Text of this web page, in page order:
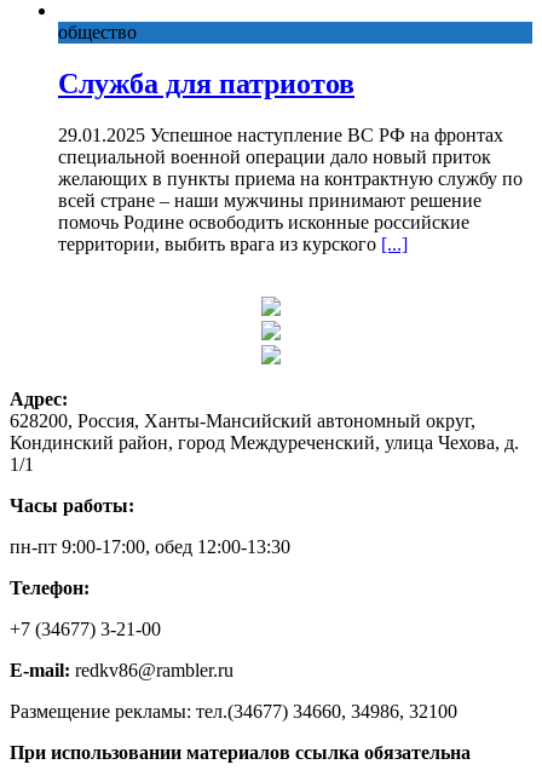
общество
Служба для патриотов
29.01.2025 Успешное наступление ВС РФ на фронтах
специальной военной операции дало новый приток
желающих в пункты приема на контрактную службу по
всей стране – наши мужчины принимают решение
помочь Родине освободить исконные российские
территории, выбить врага из курского [...]
Адрес:
628200, Россия, Ханты-Мансийский автономный округ,
Кондинский район, город Междуреченский, улица Чехова, д.
1/1
Часы работы:
пн-пт 9:00-17:00, обед 12:00-13:30
Телефон:
+7 (34677) 3-21-00
E-mail: redkv86@rambler.ru
Размещение рекламы: тел.(34677) 34660, 34986, 32100
При использовании материалов ссылка обязательна